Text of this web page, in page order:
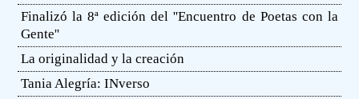
Finalizó la 8ª edición del ''Encuentro de Poetas con la
Gente''
La originalidad y la creación
Tania Alegría: INverso